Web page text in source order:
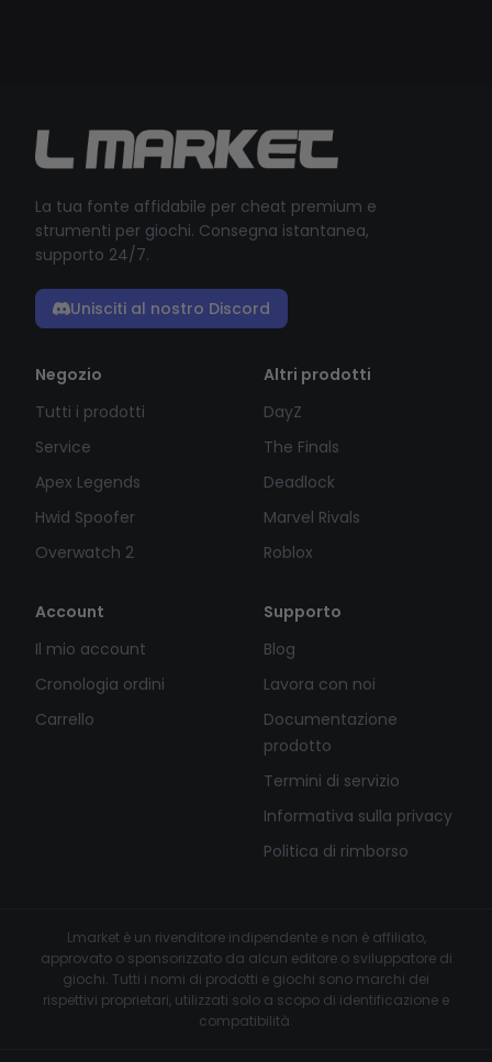
La tua fonte affidabile per cheat premium e
strumenti per giochi. Consegna istantanea,
supporto 24/7.
Unisciti al nostro Discord
Negozio
Tutti i prodotti
Service
Apex Legends
Hwid Spoofer
Overwatch 2
Altri prodotti
DayZ
The Finals
Deadlock
Marvel Rivals
Roblox
Account
Il mio account
Cronologia ordini
Carrello
Supporto
Blog
Lavora con noi
Documentazione
prodotto
Termini di servizio
Informativa sulla privacy
Politica di rimborso
Lmarket è un rivenditore indipendente e non è affiliato,
approvato o sponsorizzato da alcun editore o sviluppatore di
giochi. Tutti i nomi di prodotti e giochi sono marchi dei
rispettivi proprietari, utilizzati solo a scopo di identificazione e
compatibilità.